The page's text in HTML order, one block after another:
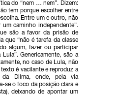
do “nem … nem”. Dizem:
tem porque escolher entre
Entre um e outro, não
caminho independente”.
são a favor da prisão de
que “não é tarefa da classe
algum, fazer ou participar
Genericamente, são a
no caso de Lula, não
é vacilante e reproduz a
Dilma, onde, pela via
se o foco da posição clara e
deixando de apontar um